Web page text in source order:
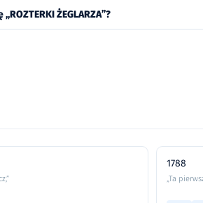
ŻEGLARZA”?
1788
„Ta